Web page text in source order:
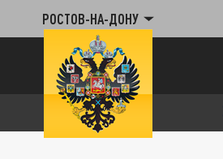
РОСТОВ-НА-ДОНУ